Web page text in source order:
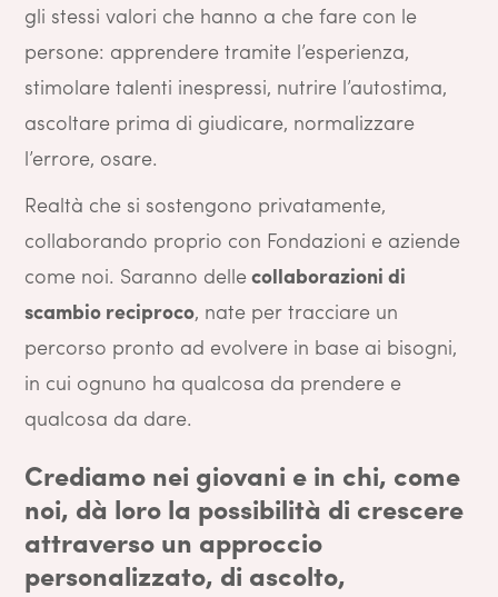
gli stessi valori che hanno a che fare con le
persone: apprendere tramite l’esperienza,
stimolare talenti inespressi, nutrire l’autostima,
ascoltare prima di giudicare, normalizzare
l’errore, osare.
Realtà che si sostengono privatamente,
collaborando proprio con Fondazioni e aziende
come noi. Saranno dellecollaborazioni di
scambio reciproco, nate per tracciare un
percorso pronto ad evolvere in base ai bisogni,
in cui ognuno ha qualcosa da prendere e
qualcosa da dare.
Crediamo nei giovani e in chi, come
noi, dà loro la possibilità di crescere
attraverso un approccio
personalizzato, di ascolto,